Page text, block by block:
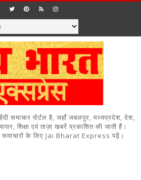
समाचार पोर्टल है, जहाँ जबलपुर, मध्यप्रदेश, देश,
शिक्षा एवं ताज़ा खबरें प्रकाशित की जाती हैं।
समाचारों के लिए Jai Bharat Express पढ़ें।